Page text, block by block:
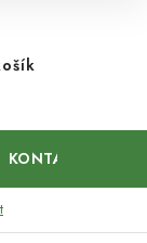
KONTAKTY